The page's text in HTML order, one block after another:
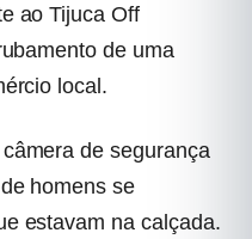
ao Tijuca Off
de uma
local.
de segurança
homens se
estavam na calçada.